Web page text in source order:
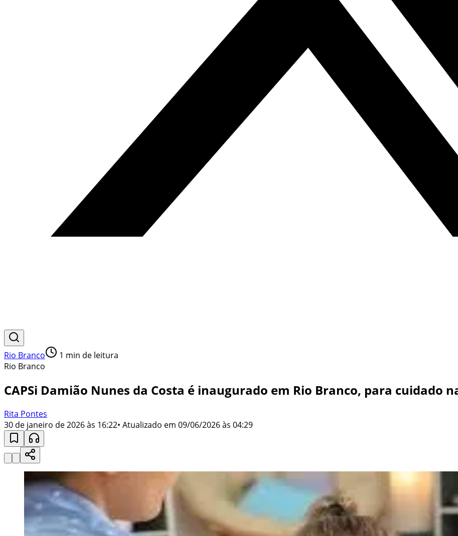
Rio Branco 1 min de leitura
Rio Branco
CAPSi Damião Nunes da Costa é inaugurado em Rio Branco, para cuidado
Rita Pontes
30 de janeiro de 2026 às 16:22• Atualizado em 09/06/2026 às 04:29